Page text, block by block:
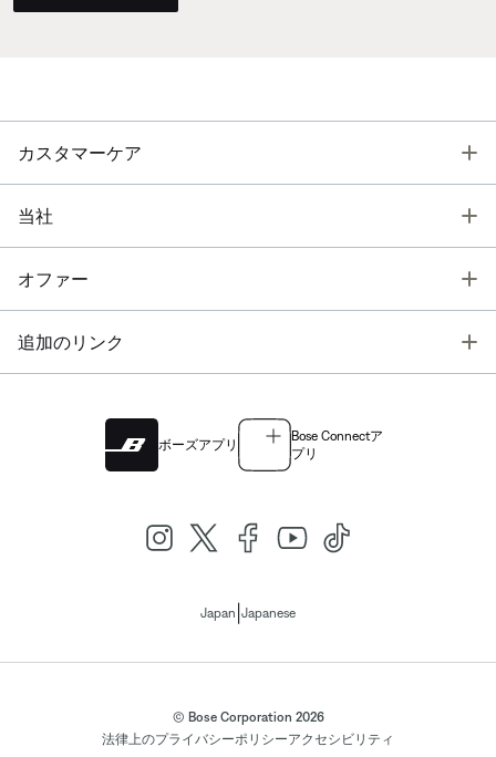
カスタマーケア
当社
オファー
追加のリンク
ボーズアプリ
Bose Connectア
プリ
Japan Japanese
© Bose Corporation 2026
法律上のプライバシーポリシーアクセシビリティ